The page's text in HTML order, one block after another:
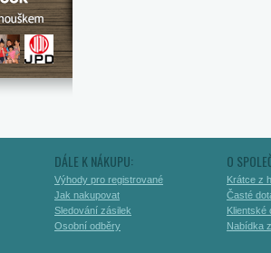
DÁLE K NÁKUPU:
Výhody pro registrované
Jak nakupovat
Sledování zásilek
Osobní odběry
O
Krátce z
Časté
Klientské
Nabídka